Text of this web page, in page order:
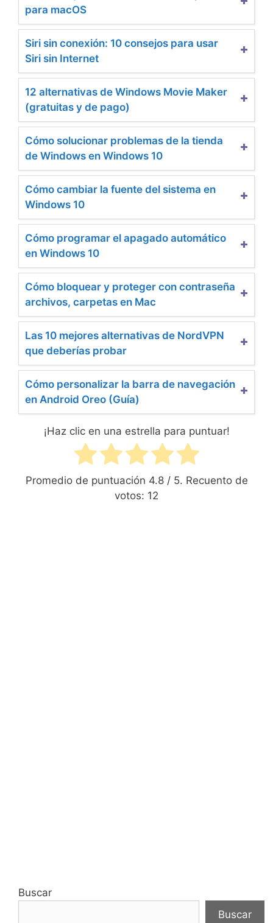
para macOS
Siri sin conexión: 10 consejos para usar
Siri sin Internet
12 alternativas de Windows Movie Maker
(gratuitas y de pago)
Cómo solucionar problemas de la tienda
de Windows en Windows 10
Cómo cambiar la fuente del sistema en
Windows 10
Cómo programar el apagado automático
en Windows 10
Cómo bloquear y proteger con contraseña
archivos, carpetas en Mac
Las 10 mejores alternativas de NordVPN
que deberías probar
Cómo personalizar la barra de navegación
en Android Oreo (Guía)
¡Haz clic en una estrella para puntuar!
Promedio de puntuación 4.8/ 5. Recuento de
votos: 12
Buscar
Buscar